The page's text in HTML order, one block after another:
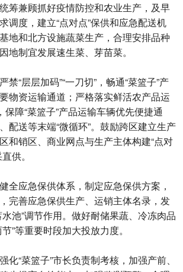
筹兼顾抓好疫情防控和农业生产，及早
调度，建立“点对点”保供和应急配送机
地和北方设施蔬菜生产，合理安排品种
地制宜发展速生菜、芽苗菜。
“层层加码”“一刀切”，畅通“菜篮子”产
物资运输通道；严格落实鲜活农产品运
保障“菜篮子”产品运输车辆优先便捷通
配送等末端“微循环”。鼓励跨区建立生产
和销区、商业网点与生产主体构建“点对
供。
全应急保供体系，制定应急保供方案，
完善应急保供生产、运销主体名录，发
池”调节作用。做好耐储果蔬、冷冻肉品
”等重要时段加大投放力度。
“菜篮子”市长负责制考核，加强产前、